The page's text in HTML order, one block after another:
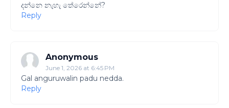
දන්නෙ නැහැ තේරෙන්නේ?
Reply
Anonymous
June 1, 2026 at 6:45 PM
Gal anguruwalin padu nedda.
Reply